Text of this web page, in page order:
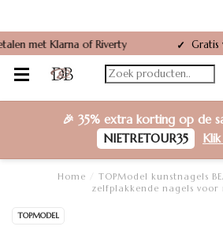
✓ Gratis
🎉 35% extra kortingop de
NIETRETOUR35
Home
TOPModel kunstnagels
zelfplakkende nagels voor
TOPMODEL